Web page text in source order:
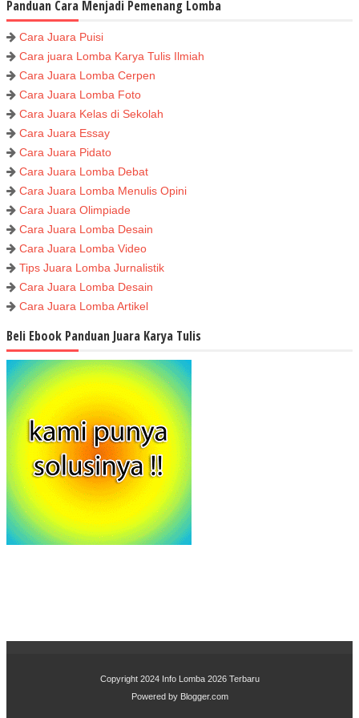
Panduan Cara Menjadi Pemenang Lomba
Cara Juara Puisi
Cara juara Lomba Karya Tulis Ilmiah
Cara Juara Lomba Cerpen
Cara Juara Lomba Foto
Cara Juara Kelas di Sekolah
Cara Juara Essay
Cara Juara Pidato
Cara Juara Lomba Debat
Cara Juara Lomba Menulis Opini
Cara Juara Olimpiade
Cara Juara Lomba Desain
Cara Juara Lomba Video
Tips Juara Lomba Jurnalistik
Cara Juara Lomba Desain
Cara Juara Lomba Artikel
Beli Ebook Panduan Juara Karya Tulis
Copyright 2024 Info Lomba 2026 Terbaru
Powered by Blogger.com